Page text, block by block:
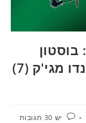
פריוויו פלייאוף 2025: בוסטון
סלטיקס (2) נגד אורלנדו מגי'ק (7)
תגובות:
יש 30 תגובות